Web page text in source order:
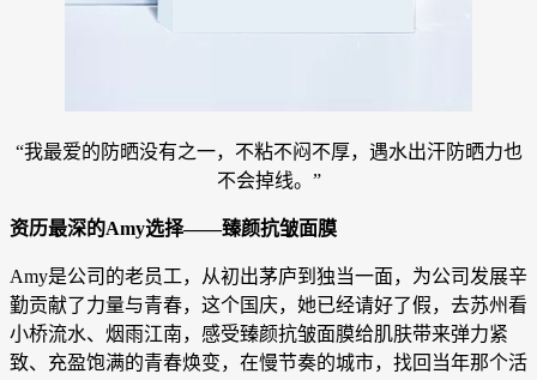
“我最爱的防晒没有之一，不粘不闷不厚，遇水出汗防晒力也
不会掉线。”
资历最深的Amy选择——臻颜抗皱面膜
Amy是公司的老员工，从初出茅庐到独当一面，为公司发展辛
勤贡献了力量与青春，这个国庆，她已经请好了假，去苏州看
小桥流水、烟雨江南，感受臻颜抗皱面膜给肌肤带来弹力紧
致、充盈饱满的青春焕变，在慢节奏的城市，找回当年那个活